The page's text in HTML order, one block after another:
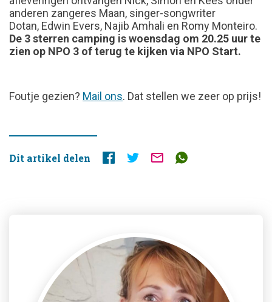
anderen zangeres Maan, singer-songwriter
Dotan, Edwin Evers, Najib Amhali en Romy Monteiro.
De 3 sterren camping is woensdag om 20.25 uur te
zien op NPO 3 of terug te kijken via NPO Start.
FOUTJE
Foutje gezien? Mail ons. Dat stellen we zeer op prijs!
Dit artikel delen